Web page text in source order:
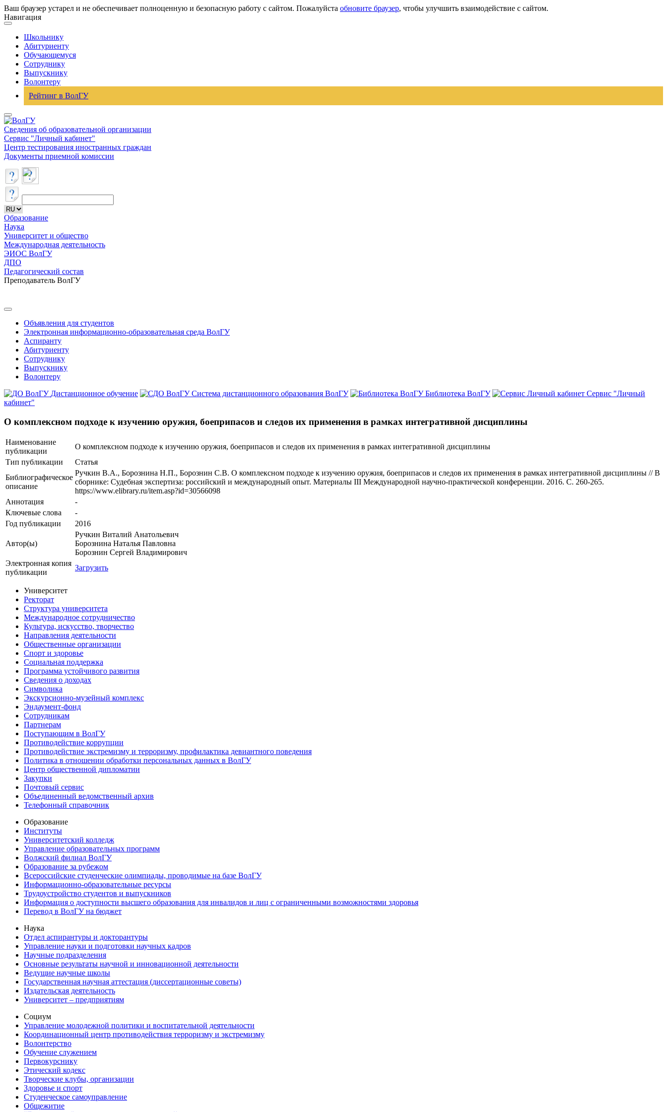
Ваш браузер устарел и не обеспечивает полноценную и безопасную работу с сайтом. Пожалуйста обновите браузер, чтобы улучшить взаимодействие с сайтом.
Навигация
Школьнику
Абитуриенту
Обучающемуся
Сотруднику
Выпускнику
Волонтеру
Рейтинг в ВолГУ
Сведения об образовательной организации
Сервис "Личный кабинет"
Центр тестирования иностранных граждан
Документы приемной комиссии
Образование
Наука
Университет и общество
Международная деятельность
ЭИОС ВолГУ
ДПО
Педагогический состав
Преподаватель ВолГУ
Объявления для студентов
Электронная информационно-образовательная среда ВолГУ
Аспиранту
Абитуриенту
Сотруднику
Выпускнику
Волонтеру
Дистанционное обучение
Система дистанционного образования ВолГУ Библиотека ВолГУ
Сервис "Личный
кабинет"
О комплексном подходе к изучению оружия, боеприпасов и следов их применения в рамках интегративной дисциплины
Наименование
публикации
О комплексном подходе к изучению оружия, боеприпасов и следов их применения в рамках интегративной дисциплины
Тип публикации
Статья
Библиографическое
описание
Ручкин В.А., Борознина Н.П., Борознин С.В. О комплексном подходе к изучению оружия, боеприпасов и следов их применения в рамках интегративной дисциплины // В
сборнике: Судебная экспертиза: российский и международный опыт. Материалы III Международной научно-практической конференции. 2016. С. 260-265.
https://www.elibrary.ru/item.asp?id=30566098
Аннотация
-
Ключевые cлова
-
Год публикации
2016
Автор(ы)
Ручкин Виталий Анатольевич
Борознина Наталья Павловна
Борознин Сергей Владимирович
Электронная копия
публикации
Загрузить
Университет
Ректорат
Структура университета
Международное сотрудничество
Культура, искусство, творчество
Направления деятельности
Общественные организации
Спорт и здоровье
Социальная поддержка
Программа устойчивого развития
Сведения о доходах
Символика
Экскурсионно-музейный комплекс
Эндаумент-фонд
Сотрудникам
Партнерам
Поступающим в ВолГУ
Противодействие коррупции
Противодействие экстремизму и терроризму, профилактика девиантного поведения
Политика в отношении обработки персональных данных в ВолГУ
Центр общественной дипломатии
Закупки
Почтовый сервис
Объединенный ведомственный архив
Телефонный справочник
Образование
Институты
Университетский колледж
Управление образовательных программ
Волжский филиал ВолГУ
Образование за рубежом
Всероссийские студенческие олимпиады, проводимые на базе ВолГУ
Информационно-образовательные ресурсы
Трудоустройство студентов и выпускников
Информация о доступности высшего образования для инвалидов и лиц с ограниченными возможностями здоровья
Перевод в ВолГУ на бюджет
Наука
Отдел аспирантуры и докторантуры
Управление науки и подготовки научных кадров
Научные подразделения
Основные результаты научной и инновационной деятельности
Ведущие научные школы
Государственная научная аттестация (диссертационные советы)
Издательская деятельность
Университет – предприятиям
Социум
Управление молодежной политики и воспитательной деятельности
Координационный центр противодействия терроризму и экстремизму
Волонтерство
Обучение служением
Первокурснику
Этический кодекс
Творческие клубы, организации
Здоровье и спорт
Студенческое самоуправление
Общежитие